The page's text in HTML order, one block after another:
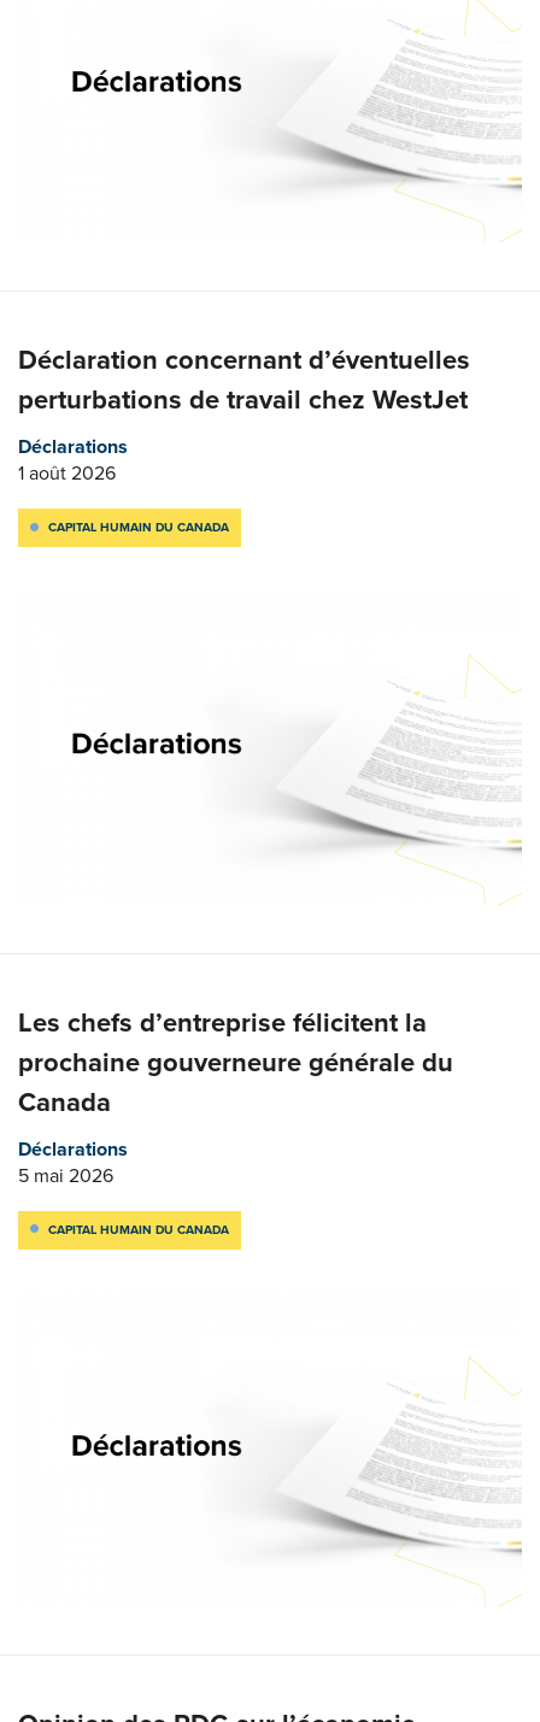
Déclaration concernant d’éventuelles
perturbations de travail chez WestJet
Déclarations
1 août 2026
CAPITAL HUMAIN DU CANADA
Les chefs d’entreprise félicitent la
prochaine gouverneure générale du
Canada
Déclarations
5 mai 2026
CAPITAL HUMAIN DU CANADA